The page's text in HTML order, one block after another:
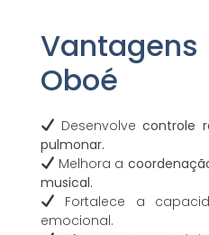
Oboé
Desenvolvecontrole
pulmonar.
Melhora a
musical.
Fortalece a
emocional.